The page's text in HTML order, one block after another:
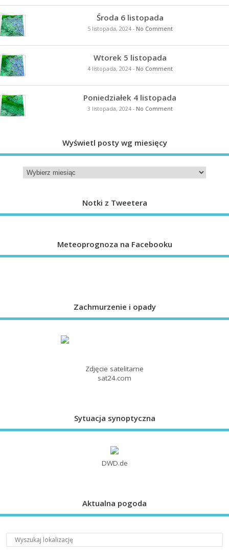
Środa 6 listopada
5 listopada, 2024- No Comment
Wtorek 5 listopada
4 listopada, 2024- No Comment
Poniedziałek 4 listopada
3 listopada, 2024- No Comment
Wyświetl posty wg miesięcy
Notki z Tweetera
Meteoprognoza na Facebooku
Zachmurzenie i opady
Zdjęcie satelitarne
sat24.com
Sytuacja synoptyczna
DWD.de
Aktualna pogoda